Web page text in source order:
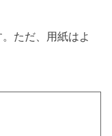
ただ、用紙はよ